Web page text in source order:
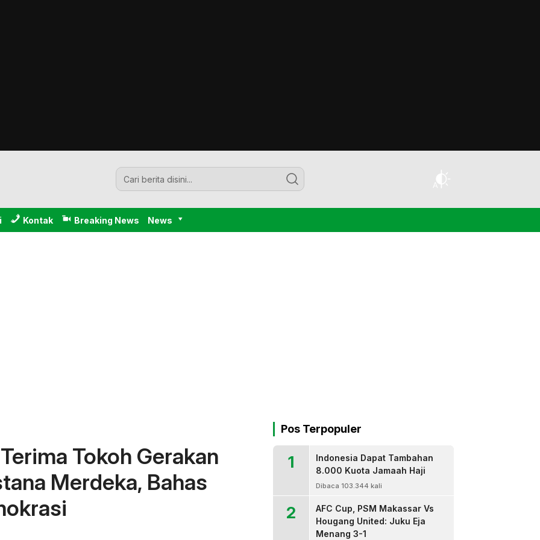
Kontak Breaking News News
Tokoh Gerakan
Merdeka, Bahas
Pos Terpopuler
1
Indonesia Dapat Tambahan
8.000 Kuota Jamaah Haji
Dibaca 103.344 kali
2
AFC Cup, PSM Makassar Vs
Hougang United: Juku Eja
Menang 3-1